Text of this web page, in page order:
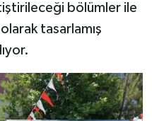
bölümler ile
tasarlamış